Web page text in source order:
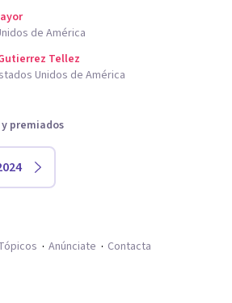
de América
Tellez
Unidos de América
premiados
Anúnciate Contacta